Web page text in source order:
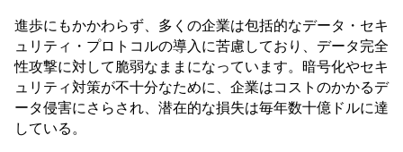
進歩にもかかわらず、多くの企業は包括的なデータ・セキ
ュリティ・プロトコルの導入に苦慮しており、データ完全
性攻撃に対して脆弱なままになっています。暗号化やセキ
ュリティ対策が不十分なために、企業はコストのかかるデ
ータ侵害にさらされ、潜在的な損失は毎年数十億ドルに達
している。